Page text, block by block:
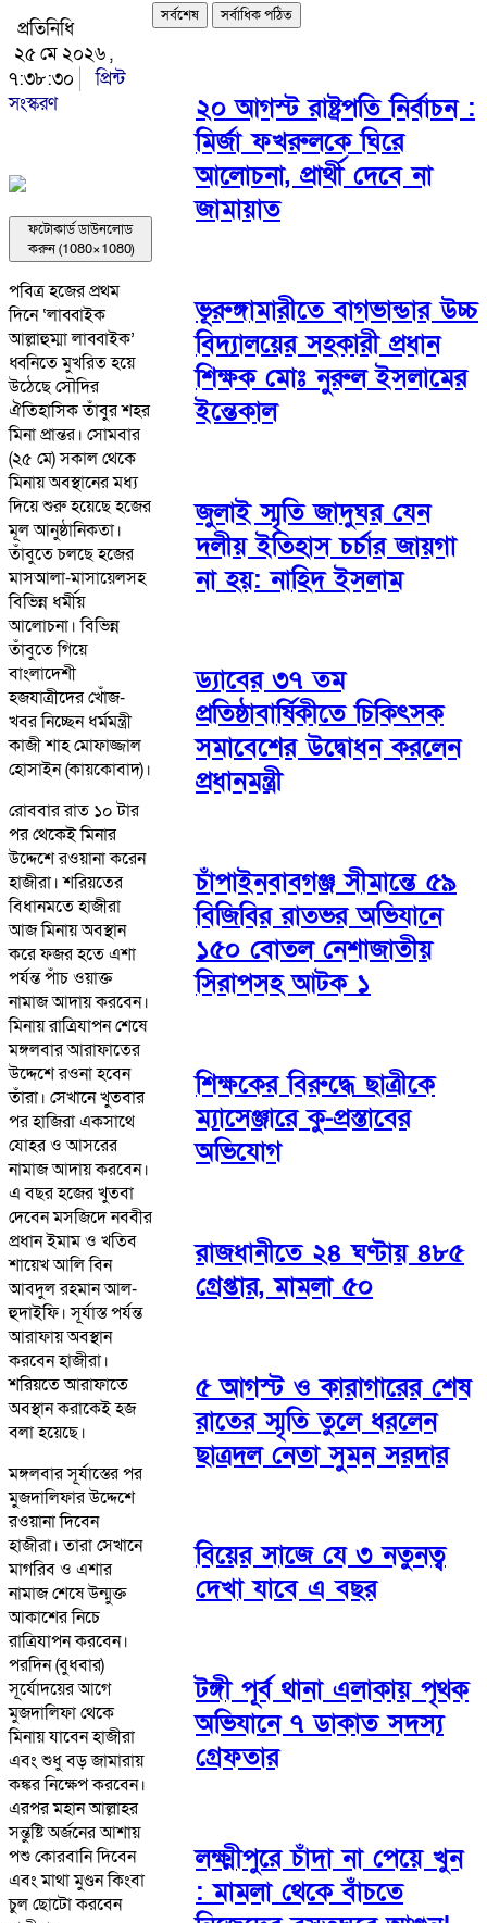
প্রতিনিধি
২৫ মে ২০২৬ ,
৭:৩৮:৩০
প্রিন্ট
সংস্করণ
ফটোকার্ড ডাউনলোড
করুন (1080×1080)
পবিত্র হজের প্রথম
দিনে ‘লাব্বাইক
আল্লাহুম্মা লাব্বাইক’
ধ্বনিতে মুখরিত হয়ে
উঠেছে সৌদির
ঐতিহাসিক তাঁবুর শহর
মিনা প্রান্তর। সোমবার
(২৫ মে) সকাল থেকে
মিনায় অবস্থানের মধ্য
দিয়ে শুরু হয়েছে হজের
মূল আনুষ্ঠানিকতা।
তাঁবুতে চলছে হজের
মাসআলা-মাসায়েলসহ
বিভিন্ন ধর্মীয়
আলোচনা। বিভিন্ন
তাঁবুতে গিয়ে
বাংলাদেশী
হজযাত্রীদের খোঁজ-
খবর নিচ্ছেন ধর্মমন্ত্রী
কাজী শাহ মোফাজ্জাল
হোসাইন (কায়কোবাদ)।
রোববার রাত ১০ টার
পর থেকেই মিনার
উদ্দেশে রওয়ানা করেন
হাজীরা। শরিয়তের
বিধানমতে হাজীরা
আজ মিনায় অবস্থান
করে ফজর হতে এশা
পর্যন্ত পাঁচ ওয়াক্ত
নামাজ আদায় করবেন।
মিনায় রাত্রিযাপন শেষে
মঙ্গলবার আরাফাতের
উদ্দেশে রওনা হবেন
তাঁরা। সেখানে খুতবার
পর হাজিরা একসাথে
যোহর ও আসরের
নামাজ আদায় করবেন।
এ বছর হজের খুতবা
দেবেন মসজিদে নববীর
প্রধান ইমাম ও খতিব
শায়েখ আলি বিন
আবদুল রহমান আল-
হুদাইফি। সূর্যাস্ত পর্যন্ত
আরাফায় অবস্থান
করবেন হাজীরা।
শরিয়তে আরাফাতে
অবস্থান করাকেই হজ
বলা হয়েছে।
মঙ্গলবার সূর্যাস্তের পর
মুজদালিফার উদ্দেশে
রওয়ানা দিবেন
হাজীরা। তারা সেখানে
মাগরিব ও এশার
নামাজ শেষে উন্মুক্ত
আকাশের নিচে
রাত্রিযাপন করবেন।
পরদিন (বুধবার)
সূর্যোদয়ের আগে
মুজদালিফা থেকে
মিনায় যাবেন হাজীরা
এবং শুধু বড় জামারায়
কঙ্কর নিক্ষেপ করবেন।
এরপর মহান আল্লাহর
সন্তুষ্টি অর্জনের আশায়
পশু কোরবানি দিবেন
এবং মাথা মুণ্ডন কিংবা
চুল ছোটো করবেন
সর্বশেষ সর্বাধিক পঠিত
২০ আগস্ট রাষ্ট্রপতি নির্বাচন :
মির্জা ফখরুলকে ঘিরে
আলোচনা, প্রার্থী দেবে না
জামায়াত
ভূরুঙ্গামারীতে বাগভান্ডার উচ্চ
বিদ্যালয়ের সহকারী প্রধান
শিক্ষক মোঃ নুরুল ইসলামের
ইন্তেকাল
জুলাই স্মৃতি জাদুঘর যেন
দলীয় ইতিহাস চর্চার জায়গা
না হয়: নাহিদ ইসলাম
ড্যাবের ৩৭ তম
প্রতিষ্ঠাবার্ষিকীতে চিকিৎসক
সমাবেশের উদ্বোধন করলেন
প্রধানমন্ত্রী
চাঁপাইনবাবগঞ্জ সীমান্তে ৫৯
বিজিবির রাতভর অভিযানে
১৫০ বোতল নেশাজাতীয়
সিরাপসহ আটক ১
শিক্ষকের বিরুদ্ধে ছাত্রীকে
ম্যাসেঞ্জারে কু-প্রস্তাবের
অভিযোগ
রাজধানীতে ২৪ ঘণ্টায় ৪৮৫
গ্রেপ্তার, মামলা ৫০
৫ আগস্ট ও কারাগারের শেষ
রাতের স্মৃতি তুলে ধরলেন
ছাত্রদল নেতা সুমন সরদার
বিয়ের সাজে যে ৩ নতুনত্ব
দেখা যাবে এ বছর
টঙ্গী পূর্ব থানা এলাকায় পৃথক
অভিযানে ৭ ডাকাত সদস্য
গ্রেফতার
লক্ষ্মীপুরে চাঁদা না পেয়ে খুন
: মামলা থেকে বাঁচতে